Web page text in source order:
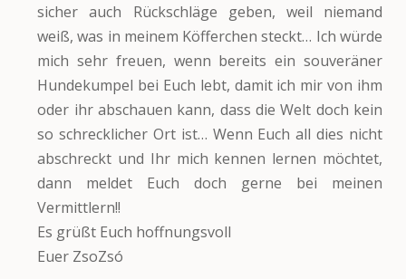
sicher auch Rückschläge geben, weil niemand
weiß, was in meinem Köfferchen steckt… Ich würde
mich sehr freuen, wenn bereits ein souveräner
Hundekumpel bei Euch lebt, damit ich mir von ihm
oder ihr abschauen kann, dass die Welt doch kein
so schrecklicher Ort ist… Wenn Euch all dies nicht
abschreckt und Ihr mich kennen lernen möchtet,
dann meldet Euch doch gerne bei meinen
Vermittlern!!
Es grüßt Euch hoffnungsvoll
Euer ZsoZsó